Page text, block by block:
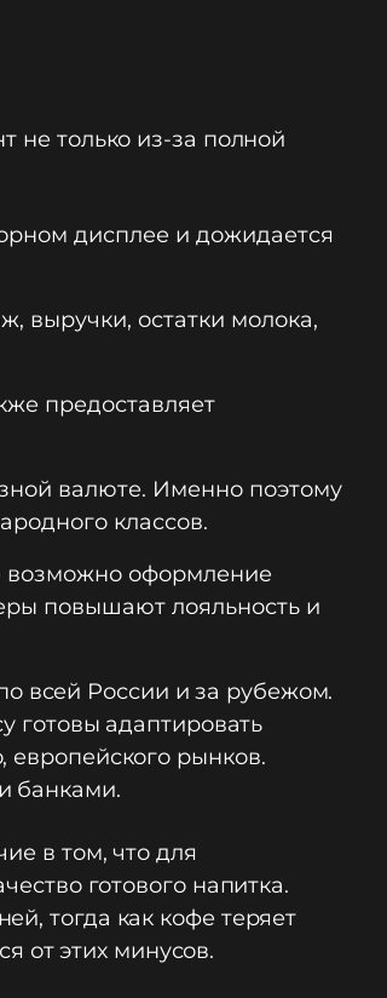
не только из-за полной
дисплее и дожидается
выручки, остатки молока,
предоставляет
валюте. Именно поэтому
классов.
возможно оформление
повышают лояльность и
всей России и за рубежом.
готовы адаптировать
рынков.
банками.
в том, что для
готового напитка.
тогда как кофе теряет
от этих минусов.